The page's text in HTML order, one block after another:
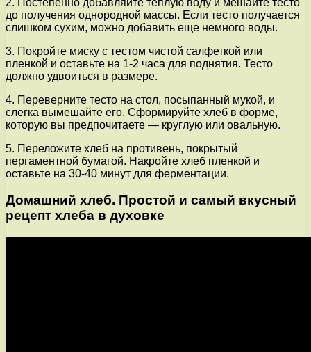
до получения однородной массы. Если тесто получается
слишком сухим, можно добавить еще немного воды.
3. Покройте миску с тестом чистой салфеткой или
пленкой и оставьте на 1-2 часа для поднятия. Тесто
должно удвоиться в размере.
4. Переверните тесто на стол, посыпанный мукой, и
слегка вымешайте его. Сформируйте хлеб в форме,
которую вы предпочитаете — круглую или овальную.
5. Переложите хлеб на противень, покрытый
пергаментной бумагой. Накройте хлеб пленкой и
оставьте на 30-40 минут для ферментации.
Домашний хлеб. Простой и самый вкусный
рецепт хлеба в духовке